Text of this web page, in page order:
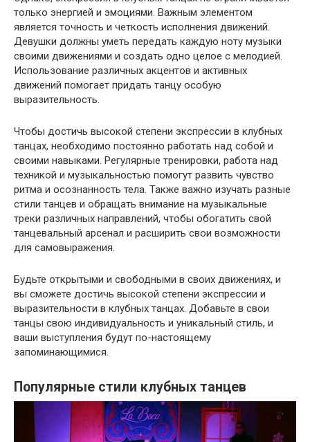
только энергией и эмоциями. Важным элементом
является точность и четкость исполнения движений.
Девушки должны уметь передать каждую ноту музыки
своими движениями и создать одно целое с мелодией.
Использование различных акцентов и активных
движений помогает придать танцу особую
выразительность.
Чтобы достичь высокой степени экспрессии в клубных
танцах, необходимо постоянно работать над собой и
своими навыками. Регулярные тренировки, работа над
техникой и музыкальностью помогут развить чувство
ритма и осознанность тела. Также важно изучать разные
стили танцев и обращать внимание на музыкальные
треки различных направлений, чтобы обогатить свой
танцевальный арсенал и расширить свои возможности
для самовыражения.
Будьте открытыми и свободными в своих движениях, и
вы сможете достичь высокой степени экспрессии и
выразительности в клубных танцах. Добавьте в свои
танцы свою индивидуальность и уникальный стиль, и
ваши выступления будут по-настоящему
запоминающимися.
Популярные стили клубных танцев